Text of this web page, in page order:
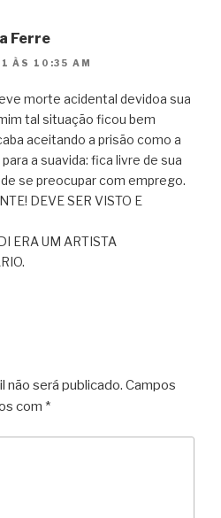
Ferre
ÀS 10:35 AM
morte acidental devidoa sua
tal situação ficou bem
aceitando a prisão como a
a suavida: fica livre de sua
se preocupar com emprego.
DEVE SER VISTO E
ERA UM ARTISTA
não será publicado. Campos
com *